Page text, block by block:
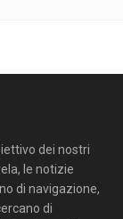
dei nostri
le notizie
di navigazione,
di